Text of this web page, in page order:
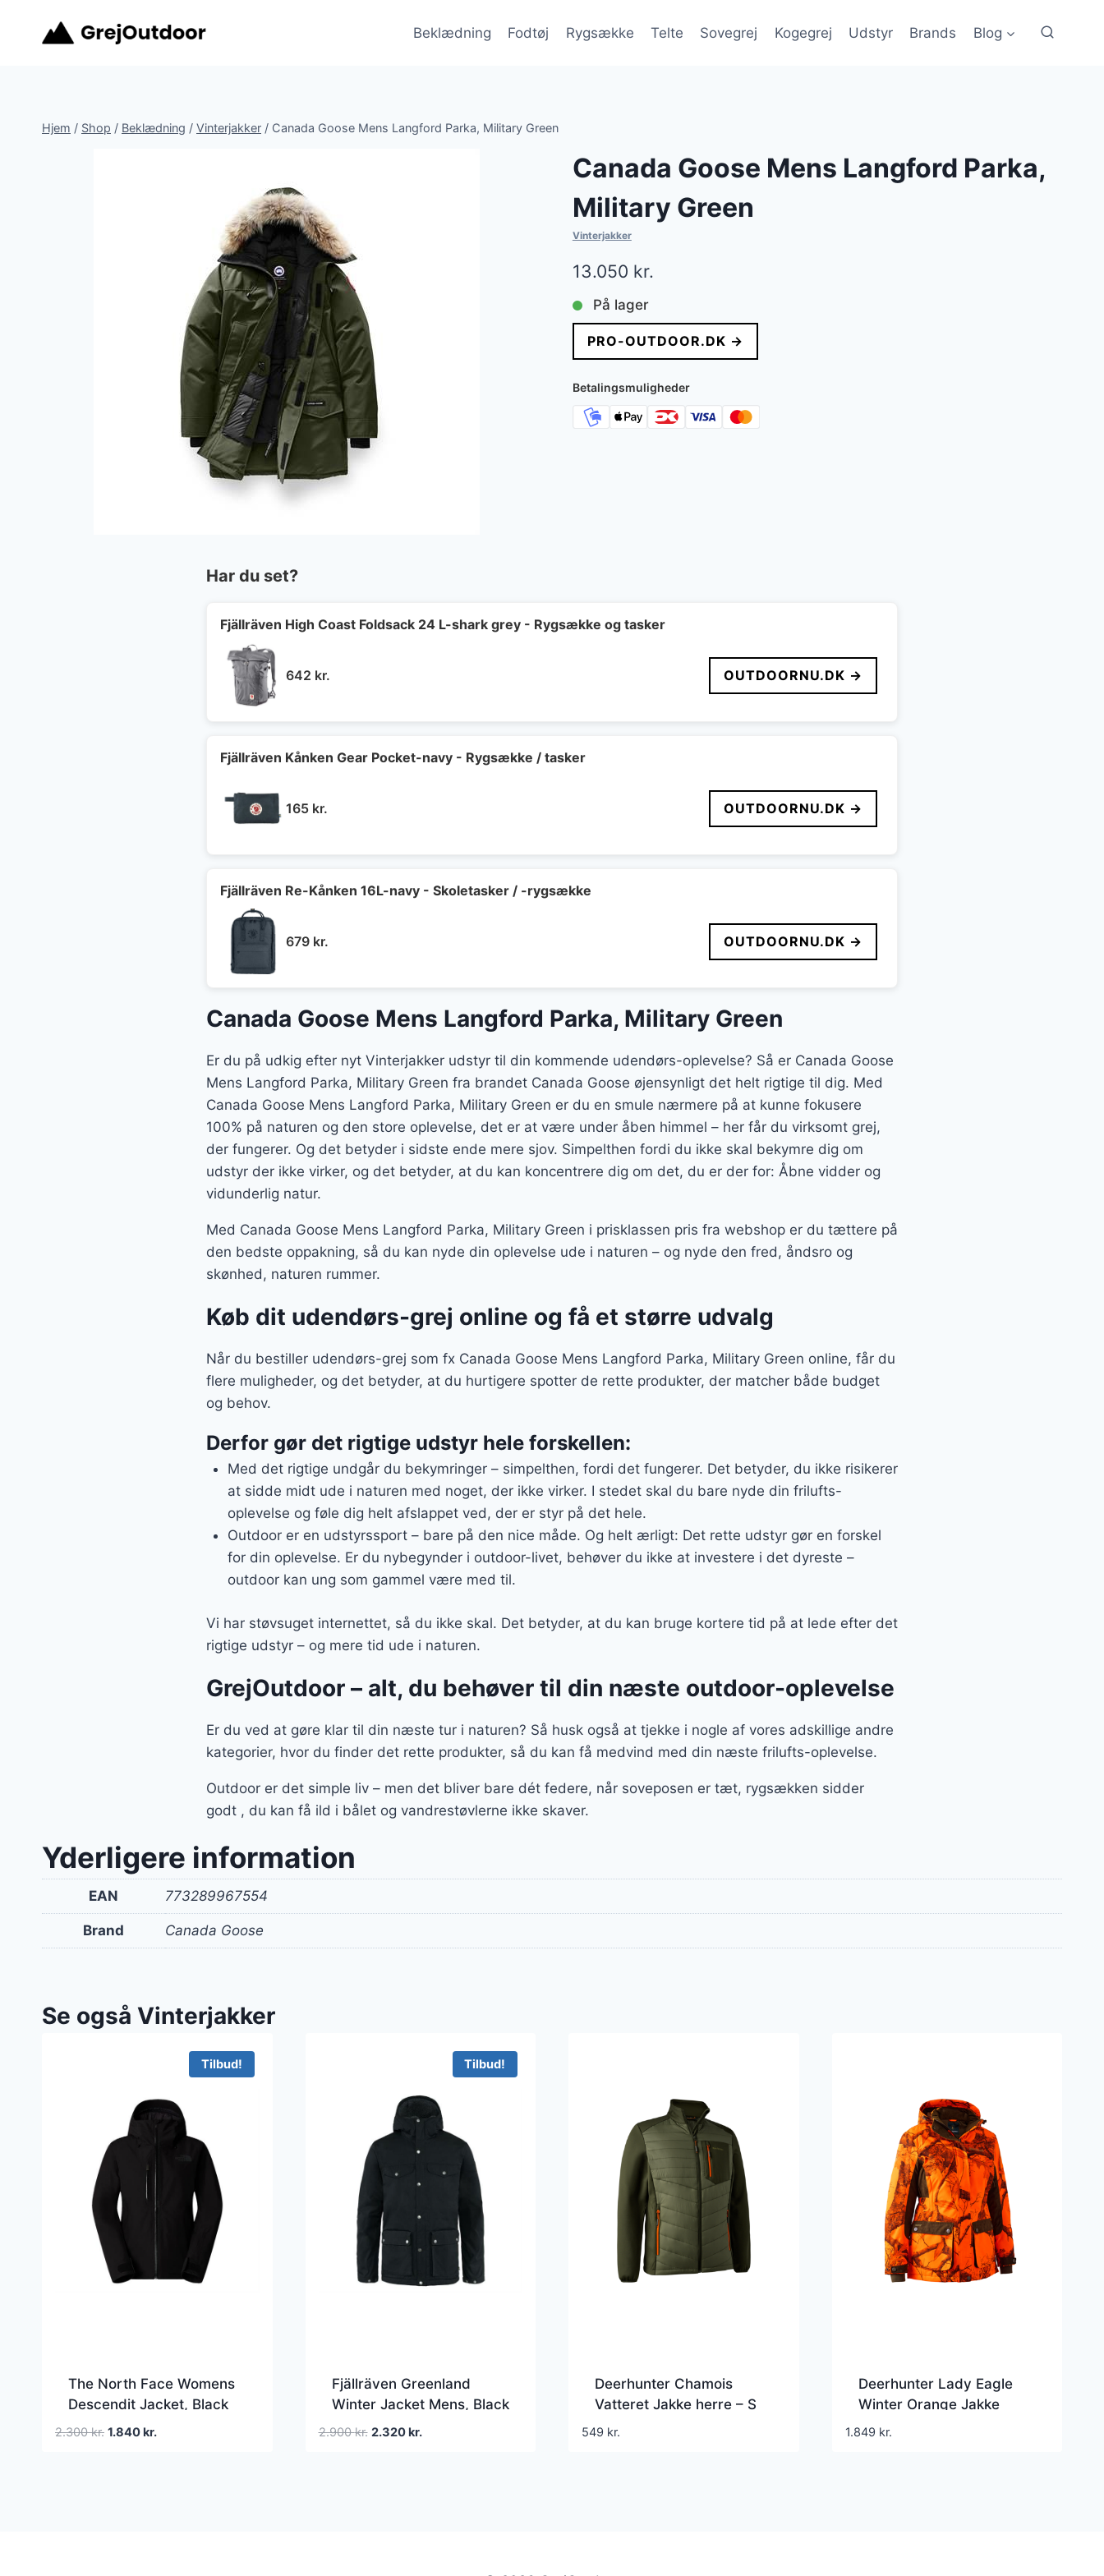
Beklædning Fodtøj Rygsække Telte Sovegrej Kogegrej Udstyr Brands Blog
Hjem / Shop / Beklædning / Vinterjakker / Canada Goose Mens Langford Parka, Military Green
Canada Goose Mens Langford Parka,
Military Green
Vinterjakker
13.050 kr.
På lager
PRO-OUTDOOR.DK →
Betalingsmuligheder
Har du set?
Fjällräven High Coast Foldsack 24 L-shark grey - Rygsække og tasker
642 kr. OUTDOORNU.DK →
Fjällräven Kånken Gear Pocket-navy - Rygsække / tasker
165 kr. OUTDOORNU.DK →
Fjällräven Re-Kånken 16L-navy - Skoletasker / -rygsække
679 kr. OUTDOORNU.DK →
Canada Goose Mens Langford Parka, Military Green
Er du på udkig efter nyt Vinterjakker udstyr til din kommende udendørs-oplevelse? Så er Canada Goose
Mens Langford Parka, Military Green fra brandet Canada Goose øjensynligt det helt rigtige til dig. Med
Canada Goose Mens Langford Parka, Military Green er du en smule nærmere på at kunne fokusere
100% på naturen og den store oplevelse, det er at være under åben himmel – her får du virksomt grej,
der fungerer. Og det betyder i sidste ende mere sjov. Simpelthen fordi du ikke skal bekymre dig om
udstyr der ikke virker, og det betyder, at du kan koncentrere dig om det, du er der for: Åbne vidder og
vidunderlig natur.
Med Canada Goose Mens Langford Parka, Military Green i prisklassen pris fra webshop er du tættere på
den bedste oppakning, så du kan nyde din oplevelse ude i naturen – og nyde den fred, åndsro og
skønhed, naturen rummer.
Køb dit udendørs-grej online og få et større udvalg
Når du bestiller udendørs-grej som fx Canada Goose Mens Langford Parka, Military Green online, får du
flere muligheder, og det betyder, at du hurtigere spotter de rette produkter, der matcher både budget
og behov.
Derfor gør det rigtige udstyr hele forskellen:
Med det rigtige undgår du bekymringer – simpelthen, fordi det fungerer. Det betyder, du ikke risikerer
at sidde midt ude i naturen med noget, der ikke virker. I stedet skal du bare nyde din frilufts-
oplevelse og føle dig helt afslappet ved, der er styr på det hele.
Outdoor er en udstyrssport – bare på den nice måde. Og helt ærligt: Det rette udstyr gør en forskel
for din oplevelse. Er du nybegynder i outdoor-livet, behøver du ikke at investere i det dyreste –
outdoor kan ung som gammel være med til.
Vi har støvsuget internettet, så du ikke skal. Det betyder, at du kan bruge kortere tid på at lede efter det
rigtige udstyr – og mere tid ude i naturen.
GrejOutdoor – alt, du behøver til din næste outdoor-oplevelse
Er du ved at gøre klar til din næste tur i naturen? Så husk også at tjekke i nogle af vores adskillige andre
kategorier, hvor du finder det rette produkter, så du kan få medvind med din næste frilufts-oplevelse.
Outdoor er det simple liv – men det bliver bare dét federe, når soveposen er tæt, rygsækken sidder
godt , du kan få ild i bålet og vandrestøvlerne ikke skaver.
Yderligere information
EAN 773289967554
Brand Canada Goose
Se også Vinterjakker
Tilbud!
The North Face Womens
Descendit Jacket, Black
2.300kr. Den
1.840kr.Den
Tilbud!
Fjällräven Greenland
Winter Jacket Mens, Black
2.900kr. Den
2.320kr.Den
Deerhunter Chamois
Vatteret Jakke herre – S
549 kr.
Deerhunter Lady Eagle
Winter Orange Jakke
dame – 36
1.849 kr.